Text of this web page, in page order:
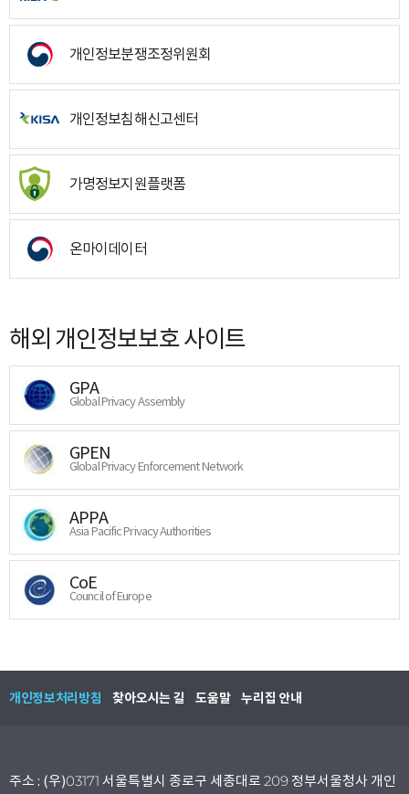
개인정보분쟁조정위원회
개인정보침해신고센터
가명정보지원플랫폼
온마이데이터
해외 개인정보보호 사이트
GPA
Global Privacy Assembly
GPEN
Global Privacy Enforcement Network
APPA
Asia Pacific Privacy Authorities
CoE
Council of Europe
개인정보처리방침 찾아오시는 길 도움말 누리집 안내
주소 : (우)03171 서울특별시 종로구 세종대로 209 정부서울청사 개인